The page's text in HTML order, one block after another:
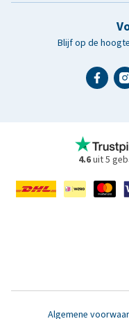
Blijf op de
4.6uit 5
Algemene